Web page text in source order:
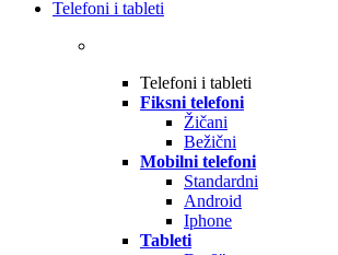
Telefoni i tableti
Telefoni i tableti
Fiksni telefoni
Žičani
Bežični
Mobilni telefoni
Standardni
Android
Iphone
Tableti